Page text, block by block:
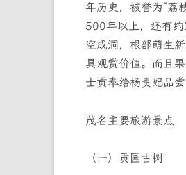
年历史，被誉为“荔
500年以上，还有
空成洞，根部萌生
具观赏价值。而且
士贡奉给杨贵妃品
茂名主要旅游景点
（一）贡园古树